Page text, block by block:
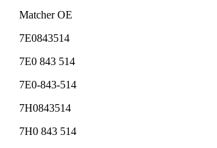
Matcher OE
7E0843514
7E0 843 514
7E0-843-514
7H0843514
7H0 843 514